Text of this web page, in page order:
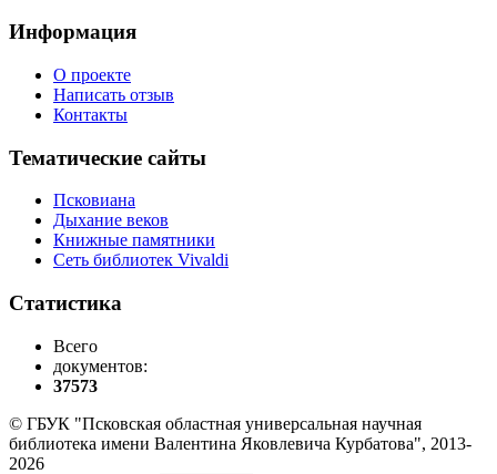
Информация
О проекте
Написать отзыв
Контакты
Тематические сайты
Псковиана
Дыхание веков
Книжные памятники
Сеть библиотек Vivaldi
Статистика
Всего
документов:
37573
© ГБУК "Псковская областная универсальная научная
библиотека имени Валентина Яковлевича Курбатова", 2013-
2026